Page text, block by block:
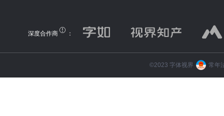
深度合作商 ：
©️2023 字体视界 常年